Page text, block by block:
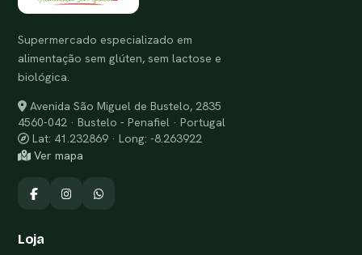
Supermercado especializado em
alimentação sem glúten, sem lactose e
biológica.
Avenida São Miguel de Bustelo, 2835
4560-042 · Bustelo - Penafiel · Portugal
Lat: 41.232869 · Long: -8.263922
Ver mapa
Loja